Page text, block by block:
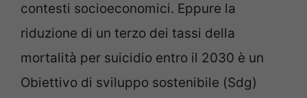
contesti socioeconomici. Eppure la
riduzione di un terzo dei tassi della
mortalità per suicidio entro il 2030 è un
Obiettivo di sviluppo sostenibile (Sdg)